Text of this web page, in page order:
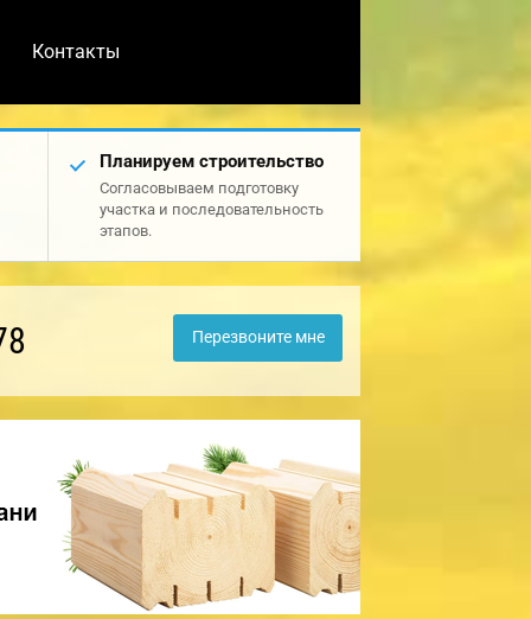
Контакты
Планируем строительство
Согласовываем подготовку
участка и последовательность
этапов.
Перезвоните мне